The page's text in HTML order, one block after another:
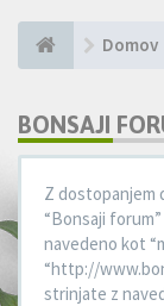
Domov
BONSAJI
Z dostopanjem
“Bonsaji
navedeno kot
“http://
strinjate z